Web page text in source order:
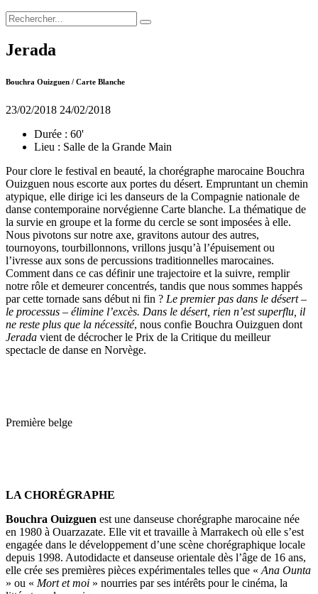
Jerada
Bouchra Ouizguen / Carte Blanche
23/02/2018 24/02/2018
Durée : 60'
Lieu : Salle de la Grande Main
Pour clore le festival en beauté, la chorégraphe marocaine Bouchra
Ouizguen nous escorte aux portes du désert. Empruntant un chemin
atypique, elle dirige ici les danseurs de la Compagnie nationale de
danse contemporaine norvégienne Carte blanche. La thématique de
la survie en groupe et la forme du cercle se sont imposées à elle.
Nous pivotons sur notre axe, gravitons autour des autres,
tournoyons, tourbillonnons, vrillons jusqu’à l’épuisement ou
l’ivresse aux sons de percussions traditionnelles marocaines.
Comment dans ce cas définir une trajectoire et la suivre, remplir
notre rôle et demeurer concentrés, tandis que nous sommes happés
par cette tornade sans début ni fin ? Le premier pas dans le désert –
le processus – élimine l’excès. Dans le désert, rien n’est superflu, il
ne reste plus que la nécessité, nous confie Bouchra Ouizguen dont
Jerada vient de décrocher le Prix de la Critique du meilleur
spectacle de danse en Norvège.
Première belge
LA CHORÉGRAPHE
Bouchra Ouizguen est une danseuse chorégraphe marocaine née
en 1980 à Ouarzazate. Elle vit et travaille à Marrakech où elle s’est
engagée dans le développement d’une scène chorégraphique locale
depuis 1998. Autodidacte et danseuse orientale dès l’âge de 16 ans,
elle crée ses premières pièces expérimentales telles que « Ana Ounta
» ou « Mort et moi » nourries par ses intérêts pour le cinéma, la